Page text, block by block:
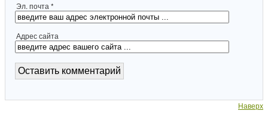
Эл. почта *
Адрес сайта
Наверх